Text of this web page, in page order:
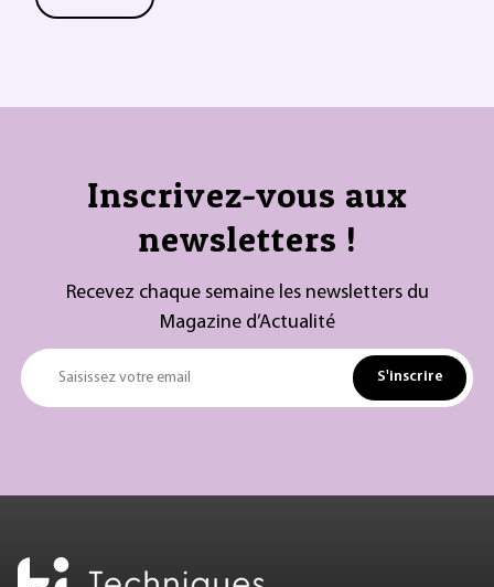
Inscrivez-vous aux
newsletters !
Recevez chaque semaine les newsletters du
Magazine d’Actualité
Saisissez votre email S'inscrire